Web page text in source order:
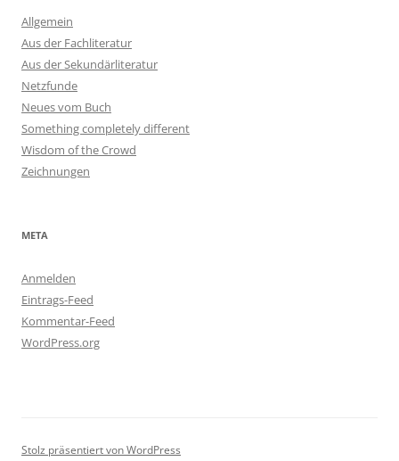
Allgemein
Aus der Fachliteratur
Aus der Sekundärliteratur
Netzfunde
Neues vom Buch
Something completely different
Wisdom of the Crowd
Zeichnungen
META
Anmelden
Eintrags-Feed
Kommentar-Feed
WordPress.org
Stolz präsentiert von WordPress